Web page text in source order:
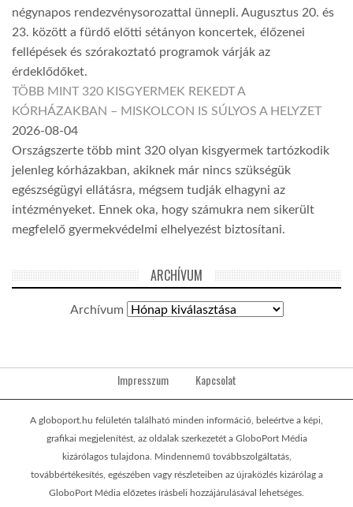
négynapos rendezvénysorozattal ünnepli. Augusztus 20. és
23. között a fürdő előtti sétányon koncertek, élőzenei
fellépések és szórakoztató programok várják az
érdeklődőket.
TÖBB MINT 320 KISGYERMEK REKEDT A
KÓRHÁZAKBAN – MISKOLCON IS SÚLYOS A HELYZET
2026-08-04
Országszerte több mint 320 olyan kisgyermek tartózkodik
jelenleg kórházakban, akiknek már nincs szükségük
egészségügyi ellátásra, mégsem tudják elhagyni az
intézményeket. Ennek oka, hogy számukra nem sikerült
megfelelő gyermekvédelmi elhelyezést biztosítani.
ARCHÍVUM
Archívum
Impresszum Kapcsolat
A globoport.hu felületén található minden információ, beleértve a képi,
grafikai megjelenítést, az oldalak szerkezetét a GloboPort Média
kizárólagos tulajdona. Mindennemű továbbszolgáltatás,
továbbértékesítés, egészében vagy részleteiben az újraközlés kizárólag a
GloboPort Média előzetes írásbeli hozzájárulásával lehetséges.